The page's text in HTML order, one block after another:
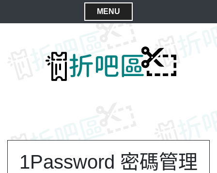
MENU
C
1Password 密碼管理